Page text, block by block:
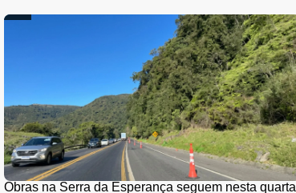
Obras na Serra da Esperança seguem nesta quarta